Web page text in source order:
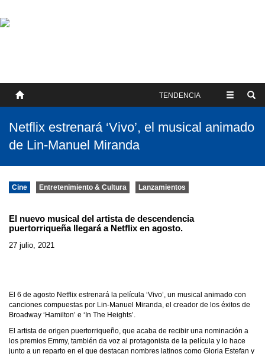
SOBRE NOSOTROS
TENDENCIA
Netflix estrenará ‘Vivo’, el musical animado
de Lin-Manuel Miranda
Cine Entretenimiento & Cultura Lanzamientos
El nuevo musical del artista de descendencia
puertorriqueña llegará a Netflix en agosto.
27 julio, 2021
El 6 de agosto Netflix estrenará la película ‘Vivo’, un musical animado con
canciones compuestas por Lin-Manuel Miranda, el creador de los éxitos de
Broadway ‘Hamilton’ e ‘In The Heights’.
El artista de origen puertorriqueño, que acaba de recibir una nominación a
los premios Emmy, también da voz al protagonista de la película y lo hace
junto a un reparto en el que destacan nombres latinos como Gloria Estefan y